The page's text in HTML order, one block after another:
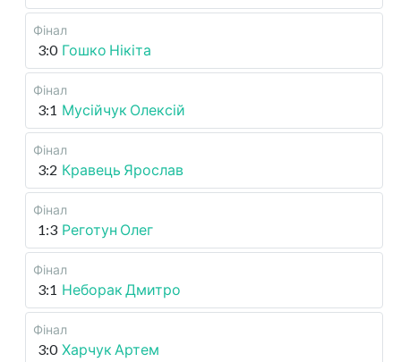
Фінал
3:0 Гошко Нікіта
Фінал
3:1 Мусійчук Олексій
Фінал
3:2 Кравець Ярослав
Фінал
1:3 Реготун Олег
Фінал
3:1 Неборак Дмитро
Фінал
3:0 Харчук Артем